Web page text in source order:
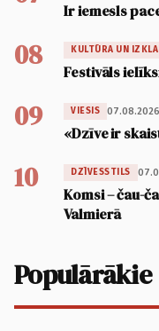
Ir iemesls
08 KULTŪRA UN
Festivāls
09 VIESIS
«Dzīve ir
10 DZĪVESSTILS
Komsi – čau-
Valmierā
Populārākie